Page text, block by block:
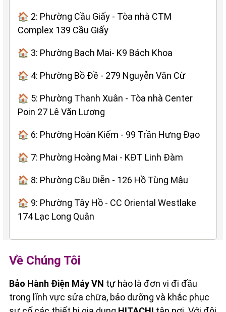
🏠 2: Phường Cầu Giấy - Tòa nhà CTM
Complex 139 Cầu Giấy
🏠 3: Phường Bạch Mai- K9 Bách Khoa
🏠 4: Phường Bồ Đề - 279 Nguyễn Văn Cừ
🏠 5: Phường Thanh Xuân - Tòa nhà Center
Poin 27 Lê Văn Lương
🏠 6: Phường Hoàn Kiếm - 99 Trần Hưng Đạo
🏠 7: Phường Hoàng Mai - KĐT Linh Đàm
🏠 8: Phường Cầu Diễn - 126 Hồ Tùng Mậu
🏠 9: Phường Tây Hồ - CC Oriental Westlake
174 Lạc Long Quân
Về Chúng Tôi
Bảo Hành Điện Máy VN tự hào là đơn vị đi đầu
trong lĩnh vực sửa chữa, bảo dưỡng và khắc phục